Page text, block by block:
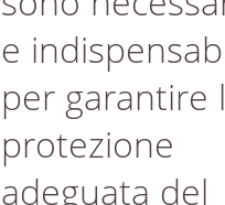
e
per garantire
protezione
adeguata del